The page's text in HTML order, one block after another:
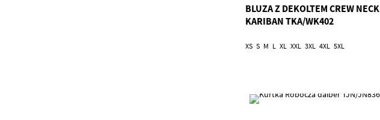
BLUZA Z DEKOLTEM CREW NECK
KARIBAN TKA/WK402
XS S M L XL XXL 3XL 4XL 5XL